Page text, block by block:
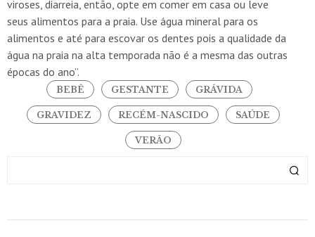
viroses, diarreia, então, opte em comer em casa ou leve
seus alimentos para a praia. Use água mineral para os
alimentos e até para escovar os dentes pois a qualidade da
água na praia na alta temporada não é a mesma das outras
épocas do ano”.
BEBÊ GESTANTE GRÁVIDA
GRAVIDEZ RECÉM-NASCIDO SAÚDE
VERÃO